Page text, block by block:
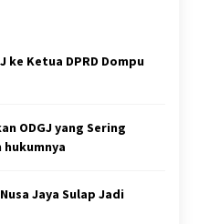
ke Ketua DPRD Dompu
ODGJ yang Sering
hukumnya
Jaya Sulap Jadi